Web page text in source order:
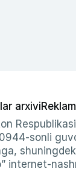
arxivi
sonli
internet-